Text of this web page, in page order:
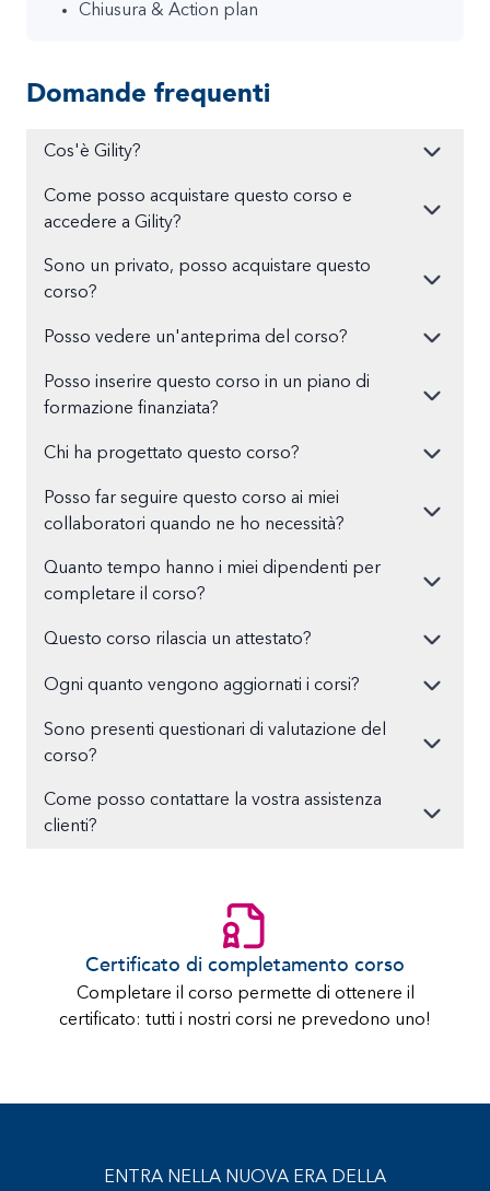
Chiusura & Action plan
Domande frequenti
Cos'è Gility?
Come posso acquistare questo corso e
accedere a Gility?
Sono un privato, posso acquistare questo
corso?
Posso vedere un'anteprima del corso?
Posso inserire questo corso in un piano di
formazione finanziata?
Chi ha progettato questo corso?
Posso far seguire questo corso ai miei
collaboratori quando ne ho necessità?
Quanto tempo hanno i miei dipendenti per
completare il corso?
Questo corso rilascia un attestato?
Ogni quanto vengono aggiornati i corsi?
Sono presenti questionari di valutazione del
corso?
Come posso contattare la vostra assistenza
clienti?
Certificato di completamento corso
Completare il corso permette di ottenere il
certificato: tutti i nostri corsi ne prevedono uno!
ENTRA NELLA NUOVA ERA DELLA